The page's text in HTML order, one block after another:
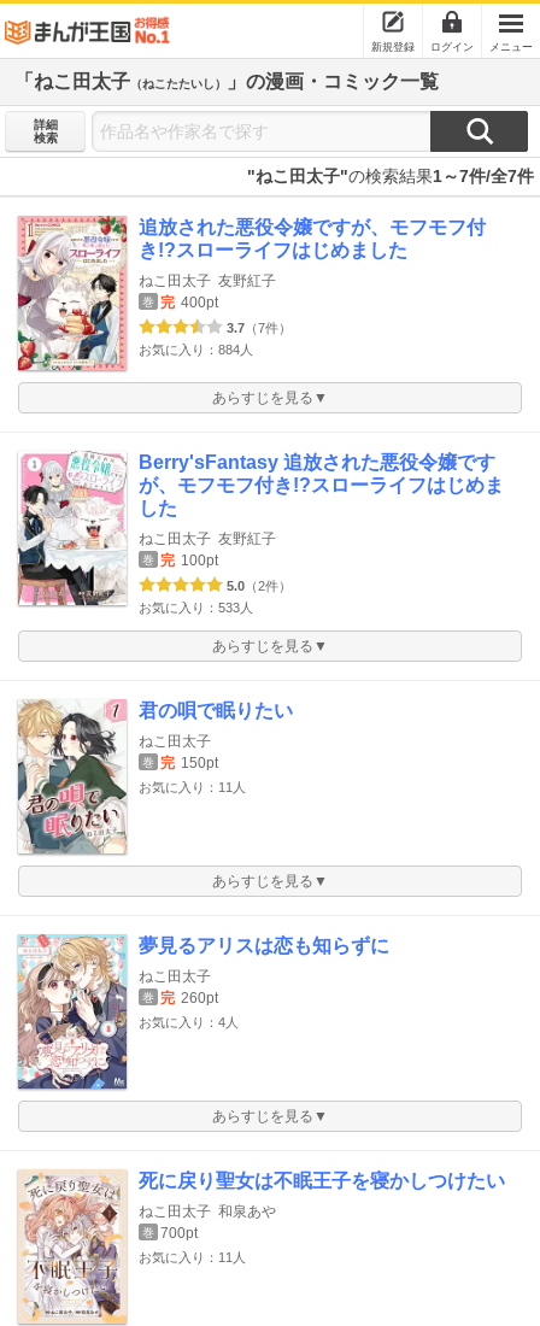
新規登録 ログイン メニュー
「ねこ田太子 （ねこたたいし） 」の漫画・コミック一覧
詳細
検索
"ねこ田太子"の検索結果1～7件/全7件
追放された悪役令嬢ですが、モフモフ付
き!?スローライフはじめました
ねこ田太子 友野紅子
巻 完 400pt
3.7 （7件）
お気に入り：884人
あらすじを見る▼
Berry'sFantasy 追放された悪役令嬢です
が、モフモフ付き!?スローライフはじめま
した
ねこ田太子 友野紅子
巻 完 100pt
5.0 （2件）
お気に入り：533人
あらすじを見る▼
君の唄で眠りたい
ねこ田太子
巻 完 150pt
お気に入り：11人
あらすじを見る▼
夢見るアリスは恋も知らずに
ねこ田太子
巻 完 260pt
お気に入り：4人
あらすじを見る▼
死に戻り聖女は不眠王子を寝かしつけたい
ねこ田太子 和泉あや
巻 700pt
お気に入り：11人